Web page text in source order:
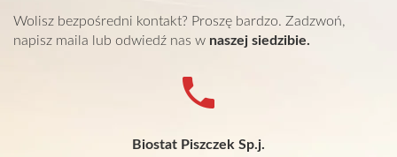
Wolisz bezpośredni kontakt? Proszę bardzo. Zadzwoń,
napisz maila lub odwiedź nas w naszej siedzibie.
Biostat Piszczek Sp.j.